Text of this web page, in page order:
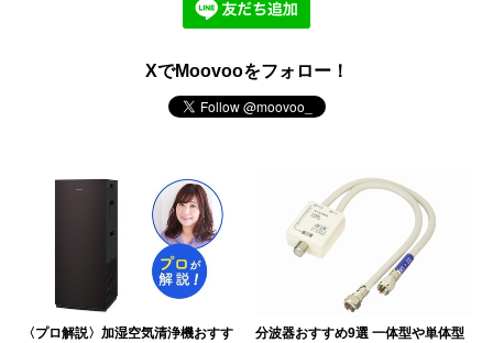
XでMoovooをフォロー！
〈プロ解説〉加湿空気清浄機おすす
分波器おすすめ9選 一体型や単体型